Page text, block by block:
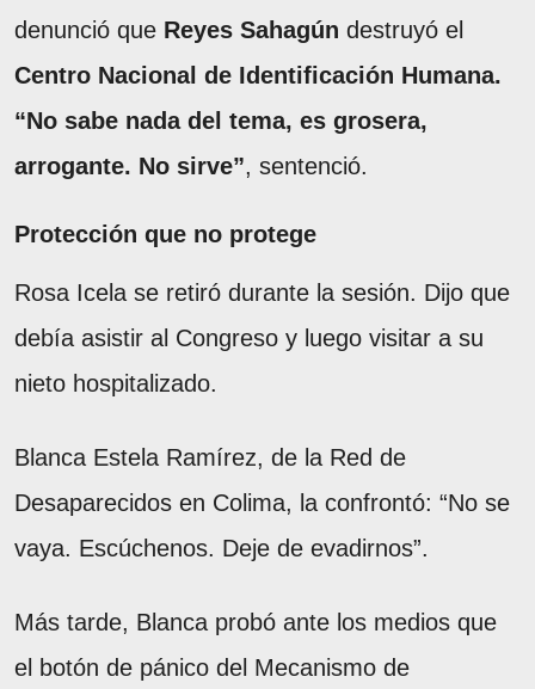
denunció que Reyes Sahagún destruyó el
Centro Nacional de Identificación Humana.
“No sabe nada del tema, es grosera,
arrogante. No sirve”, sentenció.
Protección que no protege
Rosa Icela se retiró durante la sesión. Dijo que
debía asistir al Congreso y luego visitar a su
nieto hospitalizado.
Blanca Estela Ramírez, de la Red de
Desaparecidos en Colima, la confrontó: “No se
vaya. Escúchenos. Deje de evadirnos”.
Más tarde, Blanca probó ante los medios que
el botón de pánico del Mecanismo de